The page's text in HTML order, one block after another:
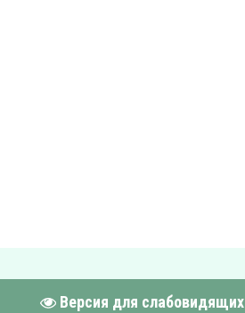
Версия для слабовидящих